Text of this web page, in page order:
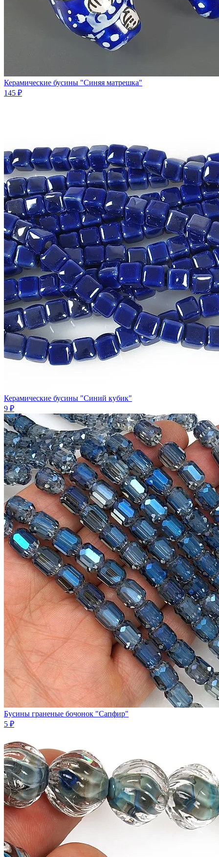
Керамические бусины "Синяя матрешка"
145 ₽
Керамические бусины "Синий кубик"
9 ₽
Бусины граненые бочонок "Сапфир"
5 ₽